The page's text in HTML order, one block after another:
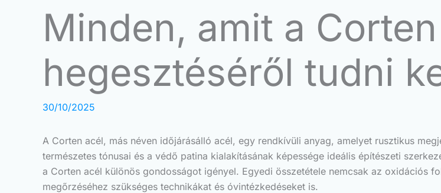
Minden, amit a
hegesztéséről tudni
30/10/2025
A Corten acél, más néven időjárásálló acél, egy rendkívüli anyag, amelyet rusztikus
természetes tónusai és a védő patina kialakításának képessége ideális építészeti
a Corten acél különös gondosságot igényel. Egyedi összetétele nemcsak az oxidációs
megőrzéséhez szükséges technikákat és óvintézkedéseket is.